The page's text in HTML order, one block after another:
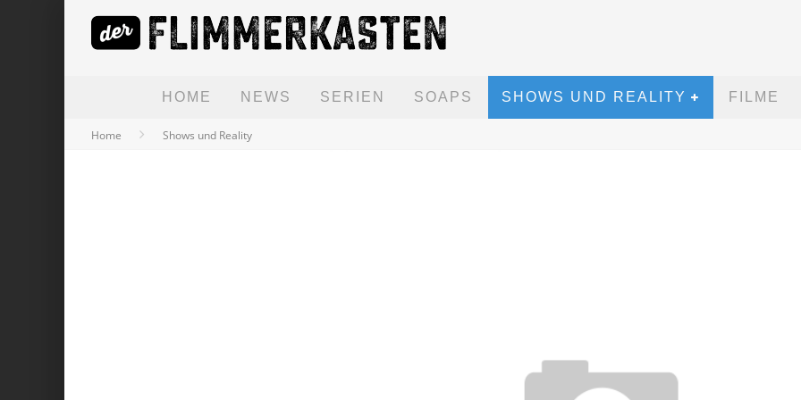
HOME NEWS SERIEN SOAPS SHOWS UND REALITY FILME
Home Shows und Reality